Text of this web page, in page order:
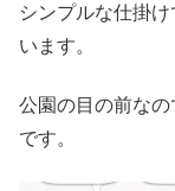
シンプルな仕掛
います。
公園の目の前な
です。